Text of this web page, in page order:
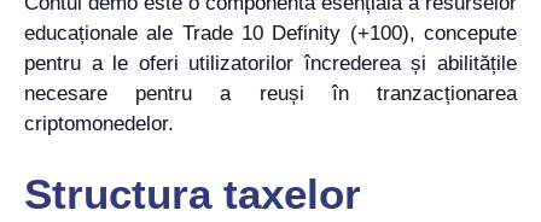
educaționale ale Trade 10 Definity (+100), concepute
pentru a le oferi utilizatorilor încrederea și abilitățile
necesare pentru a reuși în tranzacționarea
criptomonedelor.
Structura taxelor